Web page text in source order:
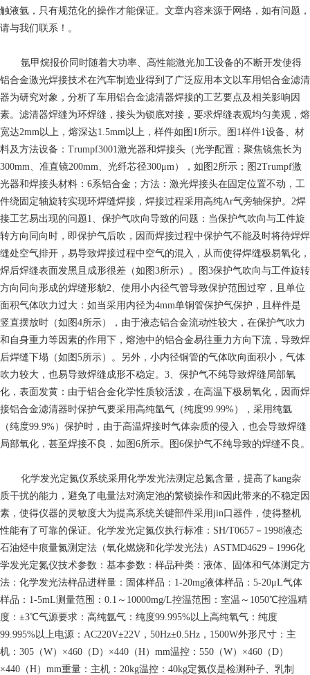
触液氩，只有规范化的操作才能保证。文章内容来源于网络，如有问题，
请与我们联系！。
氩甲烷报价 同时随着大功率、高性能激光加工设备的不断开发使得
铝合金激光焊接技术在汽车制造业得到了广泛应用本文以车用铝合金滤清
器为研究对象，分析了车用铝合金滤清器焊接的工艺要点及相关影响因
素。滤清器焊缝为环焊缝，接头为锁底对接，要求焊缝表观均匀美观，熔
宽达2mm以上，熔深达1.5mm以上，样件如图1所示。图1样件1设备、材
料及方法设备：Trumpf3001激光器和焊接头（光学配置：聚焦镜焦长为
300mm、准直镜200mm、光纤芯径300μm），如图2所示；图2Trumpf激
光器和焊接头材料：6系铝合金；方法：激光焊接头在固定位置不动，工
件绕固定轴旋转实现环焊缝焊接，焊接过程采用高纯Ar气旁轴保护。2焊
接工艺易出现的问题1、保护气吹向导致的问题：当保护气吹向与工件旋
转方向同向时，即保护气后吹，因而焊接过程中保护气不能及时将待焊焊
缝处空气排开，易导致焊接过程中空气的混入，从而使得焊缝极易氧化，
焊后焊缝表面发黑且成形很差（如图3所示）。图3保护气吹向与工件旋转
方向同向形成的焊缝形貌2、使用小内径气管导致保护范围过窄，且单位
面积气体吹力过大：如当采用内径为4mm单铜管保护气保护，且样件是
竖直摆放时（如图4所示），由于液态铝合金流动性较大，在保护气吹力
和自身重力等因素的作用下，熔池中的铝合金易往重力方向下流，导致焊
后焊缝下塌（如图5所示）。另外，小内径铜管的气体吹向面积小，气体
吹力较大，也易导致焊缝成形不稳定。3、保护气不纯导致焊缝局部氧
化，表面发黄：由于铝合金化学性质较活泼，在高温下极易氧化，因而焊
接铝合金滤清器时保护气要采用高纯氩气（纯度99.99%），采用纯氩
（纯度99.9%）保护时，由于高温焊接时气体杂质的侵入，也会导致焊缝
局部氧化，甚至焊接不良，如图6所示。图6保护气不纯导致的焊缝不良。
化学发光定氮仪系统采用化学发光法测定总氮含量，提高了kang杂
质干扰的能力，避免了电量法对滴定池的繁锁操作和因此带来的不稳定因
素，使得仪器的灵敏度大为提高系统关键部件采用jin口器件，使得整机
性能有了可靠的保证。化学发光定氮仪执行标准：SH/T0657－1998液态
石油烃中痕量氮测定法（氧化燃烧和化学发光法）ASTMD4629－1996化
学发光定氮仪技术参数：基本参数：样品种类：液体、固体和气体测定方
法：化学发光法样品进样量：固体样品：1-20mg液体样品：5-20μL气体
样品：1-5mL测量范围：0.1～10000mg/L控温范围：室温～1050℃控温精
度：±3℃气源要求：高纯氩气：纯度99.995%以上高纯氧气：纯度
99.995%以上电源：AC220V±22V，50Hz±0.5Hz，1500W外形尺寸：主
机：305（W）×460（D）×440（H）mm温控：550（W）×460（D）
×440（H）mm重量：主机：20kg温控：40kg定氮仪是检测种子、乳制